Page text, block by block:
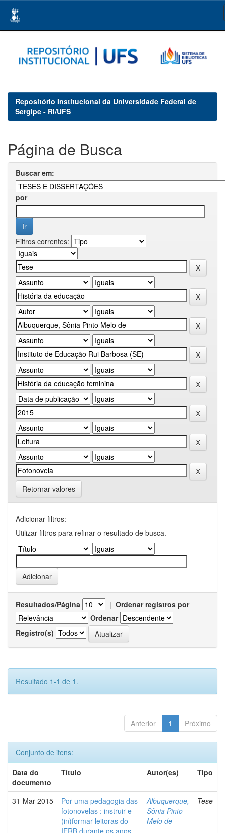
navigation
Repositório Institucional da Universidade Federal de
Sergipe - RI/UFS
Página de Busca
Buscar em:
por
Filtros correntes:
Retornar valores
Adicionar filtros:
Utilizar filtros para refinar o resultado de busca.
Resultados/Página | Ordenar registros por
Ordenar
Registro(s)
Resultado 1-1 de 1.
Anterior 1 Próximo
Conjunto de itens:
Data do
documento
Título Autor(es) Tipo
31-Mar-2015
Por uma pedagogia das
fotonovelas : instruir e
(in)formar leitoras do
IERB durante os anos
Albuquerque,
Sônia Pinto
Melo de
Tese